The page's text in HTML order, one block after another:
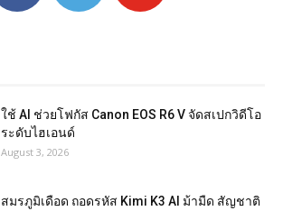
ใช้ AI ช่วยโฟกัส Canon EOS R6 V จัดสเปกวิดีโอ
ระดับไฮเอนด์
August 3, 2026
สมรภูมิเดือด ถอดรหัส Kimi K3 AI ม้ามืด สัญชาติ